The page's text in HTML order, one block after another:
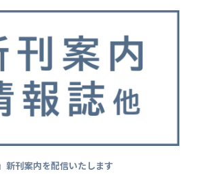
新刊案内を配信いたします